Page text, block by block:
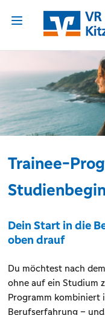
Trainee-
Dein Start in die
oben drauf
Du möchtest nach
ohne auf ein Studium
Programm
Berufserfahrung –